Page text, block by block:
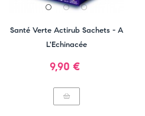
Santé Verte Actirub Sachets - A
L'Echinacée
Prix
9,90 €